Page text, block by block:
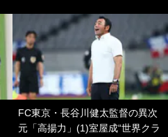
FC東京・長谷川健太監督の異次
元「高揚力」(1)室屋成“世界クラ